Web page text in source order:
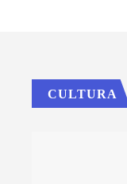
CULTURA